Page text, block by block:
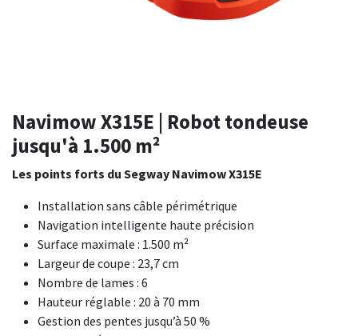
Navimow X315E | Robot tondeuse
jusqu'à 1.500 m²
Les points forts du Segway Navimow X315E
Installation sans câble périmétrique
Navigation intelligente haute précision
Surface maximale : 1.500 m²
Largeur de coupe : 23,7 cm
Nombre de lames : 6
Hauteur réglable : 20 à 70 mm
Gestion des pentes jusqu’à 50 %